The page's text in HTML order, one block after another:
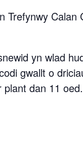
Trefynwy Calan
yn wlad
gwallt o
plant dan 11 oed.